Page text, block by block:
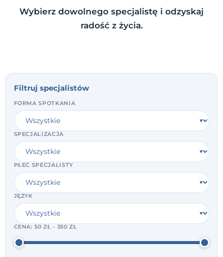
Wybierz dowolnego specjalistę i odzyskaj
radość z życia.
Filtruj specjalistów
FORMA SPOTKANIA
SPECJALIZACJA
PŁEĆ SPECJALISTY
JĘZYK
CENA:50 ZŁ - 350 ZŁ